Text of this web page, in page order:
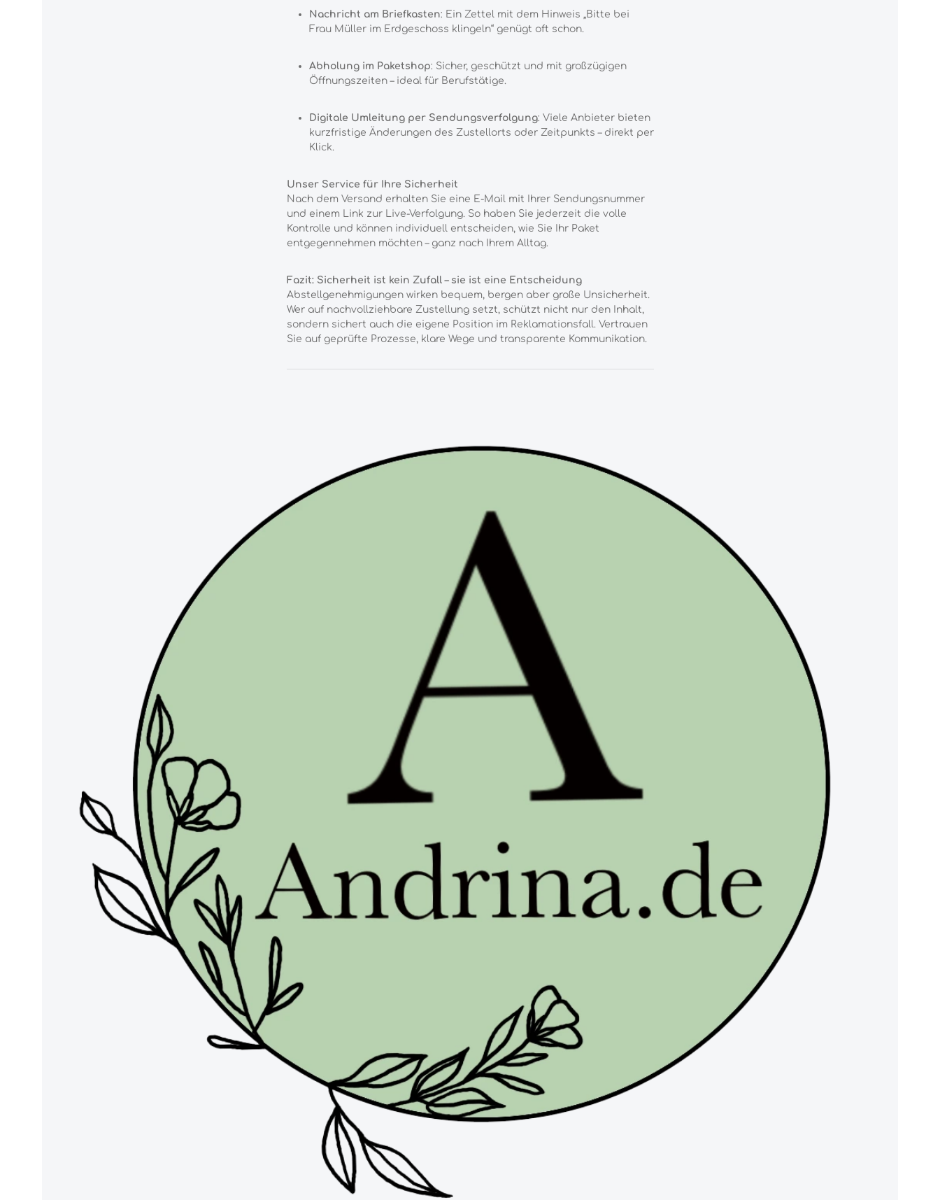
Nachricht am Briefkasten: Ein Zettel mit dem Hinweis „Bitte bei
Frau Müller im Erdgeschoss klingeln“ genügt oft schon.
Abholung im Paketshop: Sicher, geschützt und mit großzügigen
Öffnungszeiten – ideal für Berufstätige.
Digitale Umleitung per Sendungsverfolgung: Viele Anbieter bieten
kurzfristige Änderungen des Zustellorts oder Zeitpunkts – direkt per
Klick.
Unser Service für Ihre Sicherheit
Nach dem Versand erhalten Sie eine E-Mail mit Ihrer Sendungsnummer
und einem Link zur Live-Verfolgung. So haben Sie jederzeit die volle
Kontrolle und können individuell entscheiden, wie Sie Ihr Paket
entgegennehmen möchten – ganz nach Ihrem Alltag.
Fazit: Sicherheit ist kein Zufall – sie ist eine Entscheidung
Abstellgenehmigungen wirken bequem, bergen aber große Unsicherheit.
Wer auf nachvollziehbare Zustellung setzt, schützt nicht nur den Inhalt,
sondern sichert auch die eigene Position im Reklamationsfall. Vertrauen
Sie auf geprüfte Prozesse, klare Wege und transparente Kommunikation.